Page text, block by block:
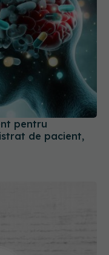
pentru
de pacient,